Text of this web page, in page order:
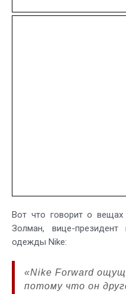
Вот что говорит о
Золман, вице-
одежды Nike:
«Nike Forward
потому что он